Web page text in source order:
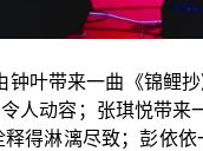
钟叶带来一曲《锦鲤
人动容；张琪悦带
得淋漓尽致；彭依